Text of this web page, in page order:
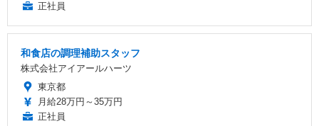
正社員
和食店の調理補助スタッフ
株式会社アイアールハーツ
東京都
月給28万円～35万円
正社員